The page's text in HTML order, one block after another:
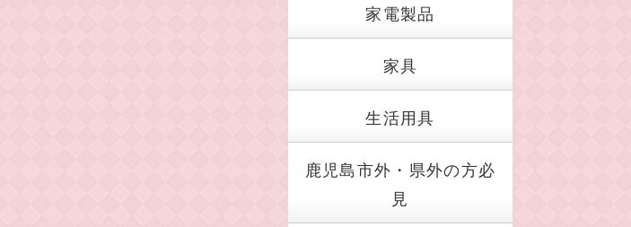
家電製品
家具
生活用具
鹿児島市外・県外の方必
見